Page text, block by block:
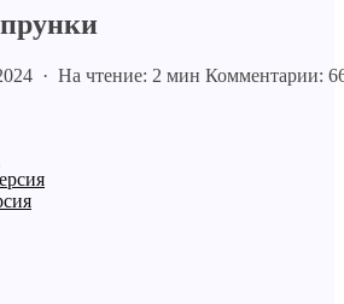
· На чтение: 2 мин Комментарии: